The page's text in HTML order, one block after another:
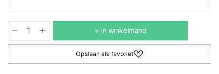
+ In winkelmand
Opslaan als favoriet